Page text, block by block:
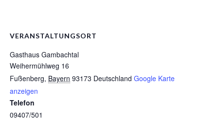
VERANSTALTUNGSORT
Gasthaus Gambachtal
Weihermühlweg 16
Fußenberg, Bayern 93173 Deutschland Google Karte
anzeigen
Telefon
09407/501